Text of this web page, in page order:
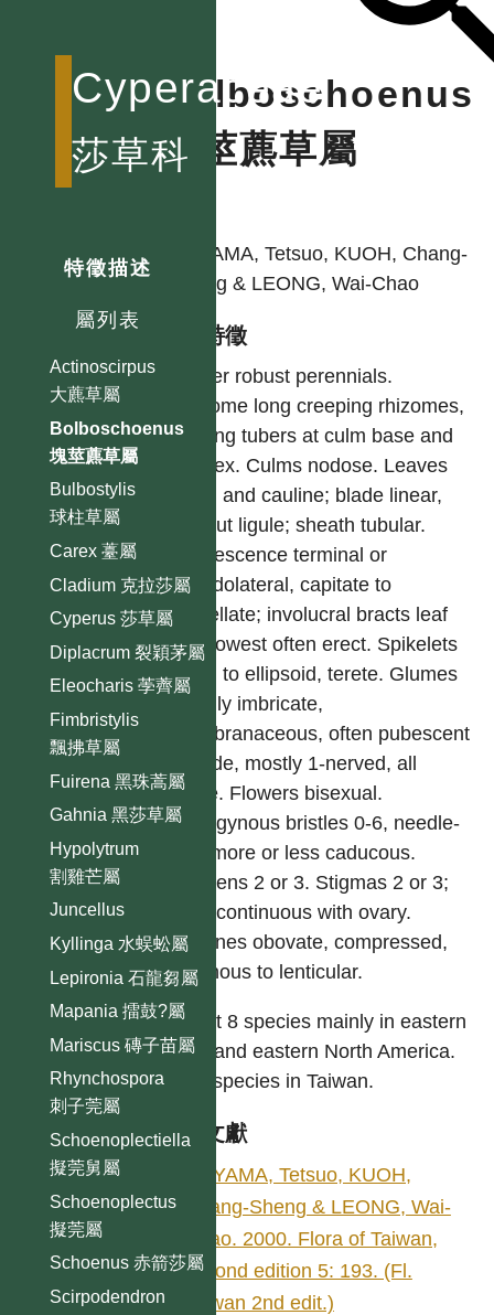
Cyperaceae
莎草科
特徵描述
屬列表
Actinoscirpus
大藨草屬
Bolboschoenus
塊莖藨草屬
Bulbostylis
球柱草屬
Carex 薹屬
Cladium 克拉莎屬
Cyperus 莎草屬
Diplacrum 裂穎茅屬
Eleocharis 荸薺屬
Fimbristylis
飄拂草屬
Fuirena 黑珠蒿屬
Gahnia 黑莎草屬
Hypolytrum
割雞芒屬
Juncellus
Kyllinga 水蜈蚣屬
Lepironia 石龍芻屬
Mapania 擂鼓?屬
Mariscus 磚子苗屬
Rhynchospora
刺子莞屬
Schoenoplectiella
擬莞舅屬
Schoenoplectus
擬莞屬
Schoenus 赤箭莎屬
Scirpodendron
Bolboschoenus
塊莖藨草屬
KOYAMA, Tetsuo, KUOH, Chang-
Sheng & LEONG, Wai-Chao
型態特徵
Rather robust perennials.
Rhizome long creeping rhizomes,
bearing tubers at culm base and
at apex. Culms nodose. Leaves
basal and cauline; blade linear,
without ligule; sheath tubular.
Inflorescence terminal or
pseudolateral, capitate to
umbellate; involucral bracts leaf
like, lowest often erect. Spikelets
ovoid to ellipsoid, terete. Glumes
spirally imbricate,
membranaceous, often pubescent
outside, mostly 1-nerved, all
fertile. Flowers bisexual.
Hypogynous bristles 0-6, needle-
like, more or less caducous.
Stamens 2 or 3. Stigmas 2 or 3;
style continuous with ovary.
Achenes obovate, compressed,
trigonous to lenticular.
About 8 species mainly in eastern
Asia and eastern North America.
One species in Taiwan.
參考文獻
KOYAMA, Tetsuo, KUOH,
Chang-Sheng & LEONG, Wai-
Chao. 2000. Flora of Taiwan,
second edition 5: 193. (Fl.
Taiwan 2nd edit.)